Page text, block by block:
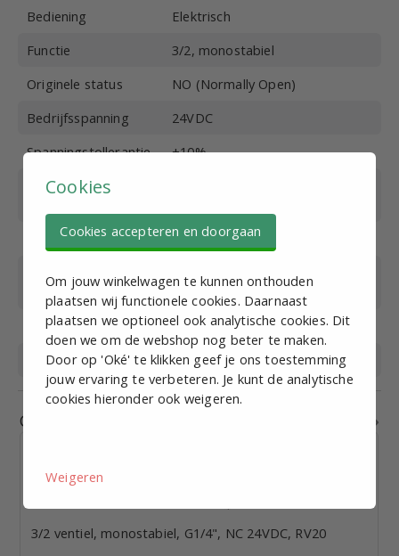
Bediening
Elektrisch
Functie
3/2, monostabiel
Originele status
NO (Normally Open)
Bedrijfsspanning
24VDC
Spanningstollerantie
±10%
Schakeltijd (bij 5 bar)
Beschermingsklasse
IP65
Bedrijfstemperatuur
-20 tot +70
Materiaal afdichting
NBR
Merk
EMC
Gerelateerde producten
3/2 ventiel, monostabiel, G1/4", NC 24VDC, RV20
Cookies
Cookies accepteren en doorgaan
Om jouw winkelwagen te kunnen onthouden
plaatsen wij functionele cookies. Daarnaast
plaatsen we optioneel ook analytische cookies. Dit
doen we om de webshop nog beter te maken.
Door op 'Oké' te klikken geef je ons toestemming
jouw ervaring te verbeteren. Je kunt de analytische
cookies hieronder ook weigeren.
Weigeren